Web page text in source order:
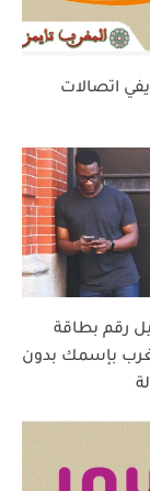
اتصالات
رقم بطاقة
بإسمك بدون